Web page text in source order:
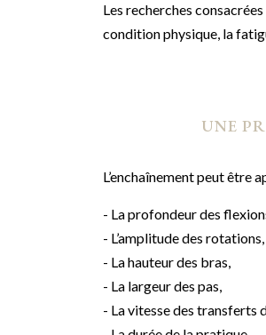
Les recherches
condition physique, la
UNE
L’enchaînement peut être
- La profondeur des
- L’amplitude des rotations,
- La hauteur des bras,
- La largeur des pas,
- La vitesse des transferts